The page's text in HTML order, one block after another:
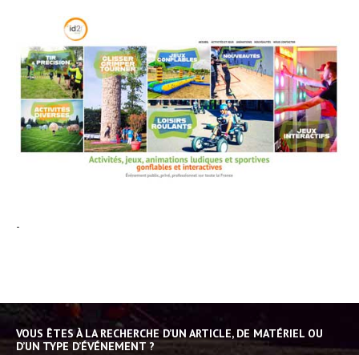
-
VOUS ÊTES À LA RECHERCHE D’UN ARTICLE, DE MATÉRIEL OU
D’UN TYPE D’ÉVÉNEMENT ?